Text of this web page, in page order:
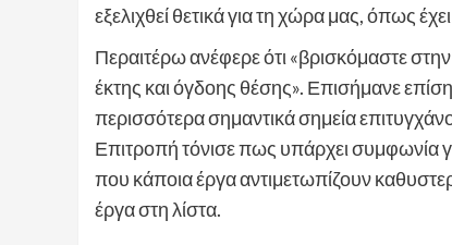
εξελιχθεί θετικά για τη χώρα μας, όπως
Περαιτέρω ανέφερε ότι «βρισκόμαστε
έκτης και όγδοης θέσης». Επισήμανε
περισσότερα σημαντικά σημεία
Επιτροπή τόνισε πως υπάρχει συμφωνία
που κάποια έργα αντιμετωπίζουν
έργα στη λίστα.